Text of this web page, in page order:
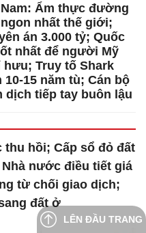
Ẩm thực đường
nhất thế giới;
án 3.000 tỷ; Quốc
nhất để người Mỹ
hưu; Truy tố Shark
10-15 năm tù; Cán bộ
dịch tiếp tay buôn lậu
hồi; Cấp sổ đỏ đất
nước điều tiết giá
từ chối giao dịch;
đất ở
LÊN ĐẦU TRANG